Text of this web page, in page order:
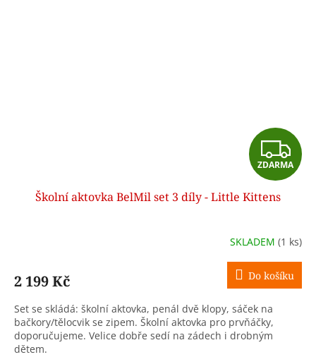
Z
D
R
M
A
ZDARMA
Školní aktovka BelMil set 3 díly - Little Kittens
SKLADEM (1 ks)
2 199 Kč Do košíku
Set se skládá: školní aktovka, penál dvě klopy, sáček na
bačkory/tělocvik se zipem. Školní aktovka pro prvňáčky,
doporučujeme. Velice dobře sedí na zádech i drobným
dětem.